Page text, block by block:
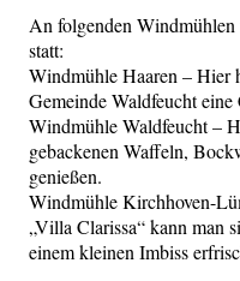
An folgenden
statt:
Windmühle Haaren – Hier
Gemeinde Waldfeucht eine
Windmühle Waldfeucht –
gebackenen Waffeln,
genießen.
Windmühle Kirchhoven-
„Villa Clarissa“ kann man
einem kleinen Imbiss